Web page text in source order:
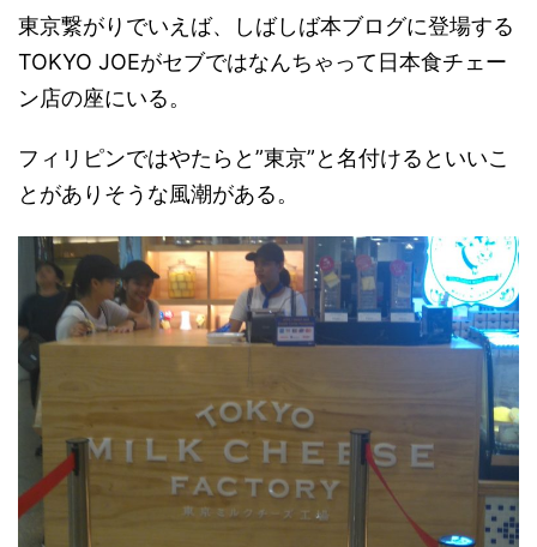
東京繋がりでいえば、しばしば本ブログに登場する
TOKYO JOEがセブではなんちゃって日本食チェー
ン店の座にいる。
フィリピンではやたらと”東京”と名付けるといいこ
とがありそうな風潮がある。